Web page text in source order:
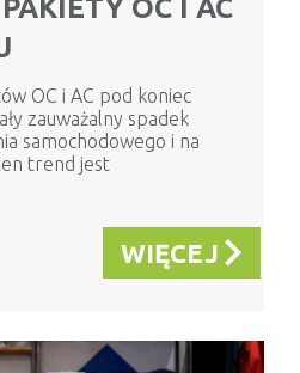
OC I AC
OC i AC pod koniec
zauważalny spadek
samochodowego i na
trend jest
WIĘCEJ